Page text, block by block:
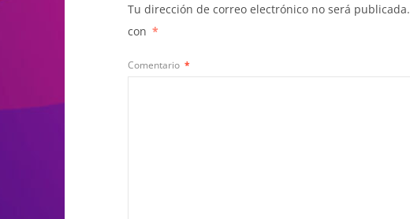
Tu dirección de correo electrónico no será publicada.
con *
Comentario *